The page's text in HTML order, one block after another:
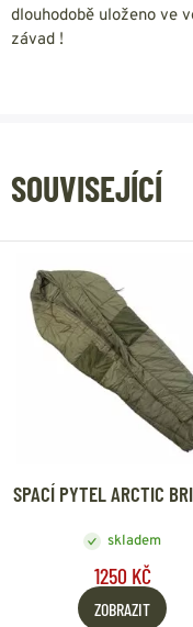
dlouhodobě uloženo ve
závad !
SOUVISEJÍCÍ
SPACÍ PYTEL ARCTIC
skladem
1250 KČ
ZOBRAZIT